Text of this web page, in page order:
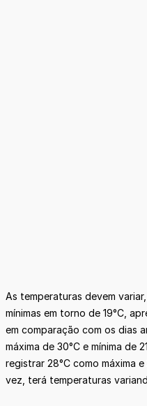
As temperaturas devem
mínimas em torno de 19°C,
em comparação com os dias
máxima de 30°C e mínima de
registrar 28°C como máxima
vez, terá temperaturas